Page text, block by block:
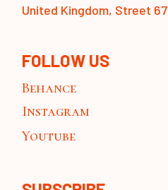
United Kingdom, Street 67
FOLLOW US
Behance
Instagram
Youtube